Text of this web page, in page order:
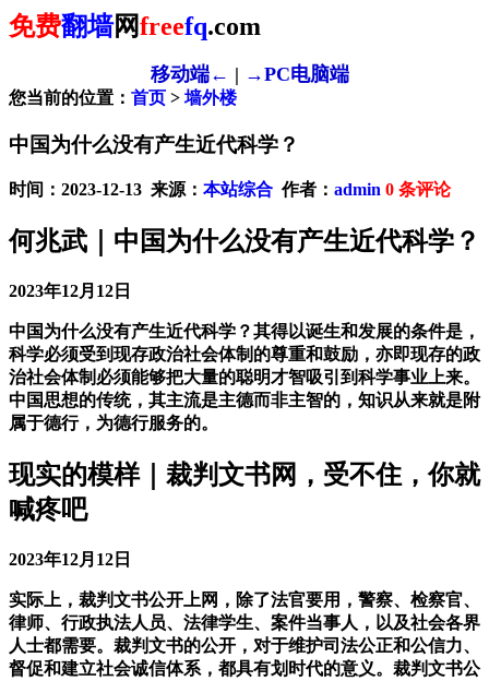
免费翻墙网freefq.com
移动端← | →PC电脑端
您当前的位置： 首页 > 墙外楼
中国为什么没有产生近代科学？
时间：2023-12-13 来源： 本站综合 作者： admin 0 条评论
何兆武｜中国为什么没有产生近代科学？
2023年12月12日
中国为什么没有产生近代科学？其得以诞生和发展的条件是，
科学必须受到现存政治社会体制的尊重和鼓励，亦即现存的政
治社会体制必须能够把大量的聪明才智吸引到科学事业上来。
中国思想的传统，其主流是主德而非主智的，知识从来就是附
属于德行，为德行服务的。
现实的模样｜裁判文书网，受不住，你就
喊疼吧
2023年12月12日
实际上，裁判文书公开上网，除了法官要用，警察、检察官、
律师、行政执法人员、法律学生、案件当事人，以及社会各界
人士都需要。裁判文书的公开，对于维护司法公正和公信力、
督促和建立社会诚信体系，都具有划时代的意义。裁判文书公